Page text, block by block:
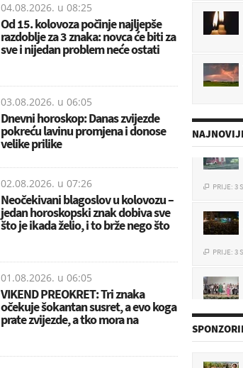
04.08.2026. u 08:25
Od 15. kolovoza počinje najljepše
razdoblje za 3 znaka: novca će biti za
sve i nijedan problem neće ostati
03.08.2026. u 06:05
Dnevni horoskop: Danas zvijezde
pokreću lavinu promjena i donose
velike prilike
02.08.2026. u 07:26
Neočekivani blagoslov u kolovozu –
jedan horoskopski znak dobiva sve
što je ikada želio, i to brže nego što
01.08.2026. u 06:05
VIKEND PREOKRET: Tri znaka
očekuje šokantan susret, a evo koga
prate zvijezde, a tko mora na
PRIJE: 3
PRIJE: